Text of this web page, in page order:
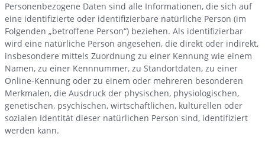
Personenbezogene Daten sind alle Informationen, die sich auf
eine identifizierte oder identifizierbare natürliche Person (im
Folgenden „betroffene Person“) beziehen. Als identifizierbar
wird eine natürliche Person angesehen, die direkt oder indirekt,
insbesondere mittels Zuordnung zu einer Kennung wie einem
Namen, zu einer Kennnummer, zu Standortdaten, zu einer
Online-Kennung oder zu einem oder mehreren besonderen
Merkmalen, die Ausdruck der physischen, physiologischen,
genetischen, psychischen, wirtschaftlichen, kulturellen oder
sozialen Identität dieser natürlichen Person sind, identifiziert
werden kann.